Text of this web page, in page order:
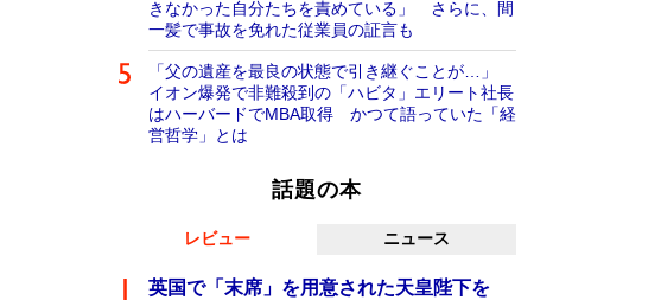
きなかった自分たちを責めている」 さらに、間
一髪で事故を免れた従業員の証言も
「父の遺産を最良の状態で引き継ぐことが…」
イオン爆発で非難殺到の「ハビタ」エリート社長
はハーバードでMBA取得 かつて語っていた「経
営哲学」とは
話題の本
レビュー ニュース
英国で「末席」を用意された天皇陛下を